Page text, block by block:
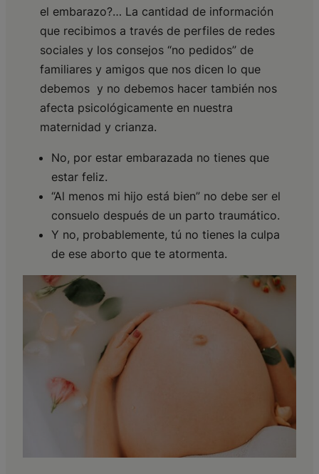
el embarazo?… La cantidad de información
que recibimos a través de perfiles de redes
sociales y los consejos “no pedidos” de
familiares y amigos que nos dicen lo que
debemos y no debemos hacer también nos
afecta psicológicamente en nuestra
maternidad y crianza.
No, por estar embarazada no tienes que
estar feliz.
“Al menos mi hijo está bien” no debe ser el
consuelo después de un parto traumático.
Y no, probablemente, tú no tienes la culpa
de ese aborto que te atormenta.